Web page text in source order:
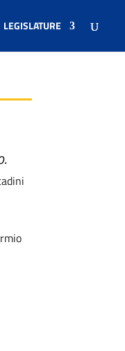
LEGISLATURE